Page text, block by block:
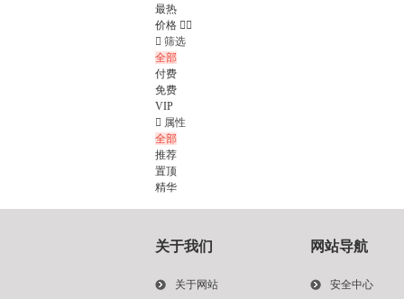
最热
价格 
 筛选
全部
付费
免费
VIP
 属性
全部
推荐
置顶
精华
关于我们
关于网站
网站导航
安全中心